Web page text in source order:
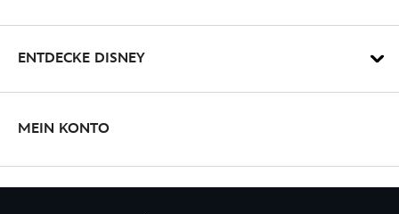
ENTDECKE DISNEY
MEIN KONTO